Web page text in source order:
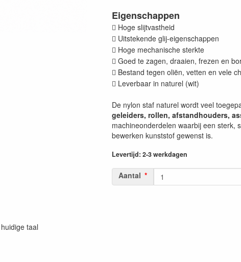
Eigenschappen
 Hoge slijtvastheid
 Uitstekende glij-eigenschappen
 Hoge mechanische sterkte
 Goed te zagen, draaien, frezen en
 Bestand tegen oliën, vetten en vele
 Leverbaar in naturel (wit)
De nylon staf naturel wordt veel
geleiders, rollen, afstandhouders,
machineonderdelen waarbij een sterk,
bewerken kunststof gewenst is.
Levertijd: 2-3 werkdagen
Aantal
taal